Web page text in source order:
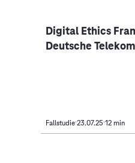
Digital Ethics
Deutsche Telekom
Fallstudie 23.07.25 12 min